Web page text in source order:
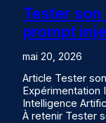
Tester
prompt
mai 20, 2026
Article Tester
Expérimentation
Intelligence
À retenir Tester